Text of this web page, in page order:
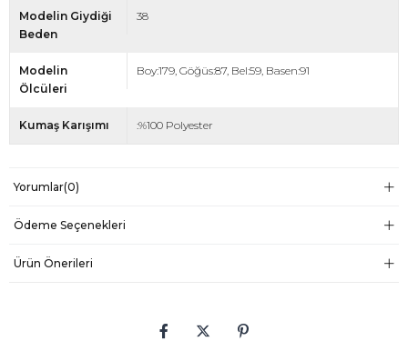
Modelin Giydiği
Beden
38
Modelin
Ölcüleri
Boy:179, Göğüs:87, Bel:59, Basen:91
Kumaş Karışımı :%100 Polyester
Yorumlar(0)
Ödeme Seçenekleri
Ürün Önerileri